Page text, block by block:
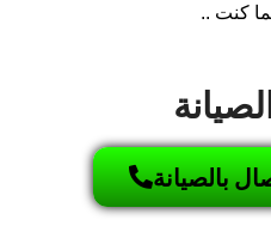
كنت ..
بالصيانة